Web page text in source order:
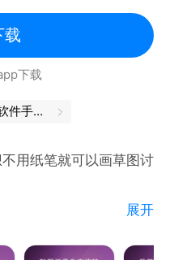
要的照片放进隐私相
相册锁——密码手势加密
秘密。
载
下载
作图软件手机版
用纸笔就可以画草图讨
字的位置，大小，颜
展开